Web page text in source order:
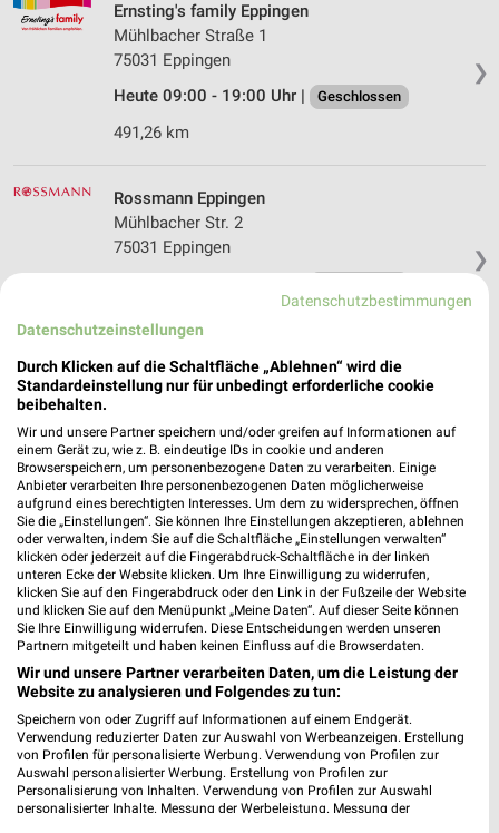
❯
Ernsting's family Eppingen
Mühlbacher Straße 1
75031 Eppingen
Heute 09:00 - 19:00 Uhr |
Geschlossen
491,26 km
❯
Rossmann Eppingen
Mühlbacher Str. 2
75031 Eppingen
491,29 km • Angebote: 3 Prospekte
Rossmann Heilbronn
74074 Heilbronn
Heute 09:00 - 20:00 Uhr | Geschlossen
477,61 km • Angebote: 3 Prospekte
Ernsting's family Kornwestheim
Bahnhofstraße 23
70806 Kornwestheim
503,48 km
Ernsting's family Heilbronn
Am Wollhaus 1
74072 Heilbronn
Datenschutzbestimmungen
Datenschutzeinstellungen
Durch Klicken auf die Schaltfläche „Ablehnen“ wird die
Standardeinstellung nur für unbedingt erforderliche cookie
beibehalten.
Wir und unsere Partner speichern und/oder greifen auf Informationen auf
einem Gerät zu, wie z. B. eindeutige IDs in cookie und anderen
Browserspeichern, um personenbezogene Daten zu verarbeiten. Einige
Anbieter verarbeiten Ihre personenbezogenen Daten möglicherweise
aufgrund eines berechtigten Interesses. Um dem zu widersprechen, öffnen
Sie die „Einstellungen“. Sie können Ihre Einstellungen akzeptieren, ablehnen
oder verwalten, indem Sie auf die Schaltfläche „Einstellungen verwalten“
klicken oder jederzeit auf die Fingerabdruck-Schaltfläche in der linken
unteren Ecke der Website klicken. Um Ihre Einwilligung zu widerrufen,
klicken Sie auf den Fingerabdruck oder den Link in der Fußzeile der Website
und klicken Sie auf den Menüpunkt „Meine Daten“. Auf dieser Seite können
Sie Ihre Einwilligung widerrufen. Diese Entscheidungen werden unseren
Partnern mitgeteilt und haben keinen Einfluss auf die Browserdaten.
Wir und unsere Partner verarbeiten Daten, um die Leistung der
Website zu analysieren und Folgendes zu tun:
Speichern von oder Zugriff auf Informationen auf einem Endgerät.
Verwendung reduzierter Daten zur Auswahl von Werbeanzeigen. Erstellung
von Profilen für personalisierte Werbung. Verwendung von Profilen zur
Auswahl personalisierter Werbung. Erstellung von Profilen zur
Personalisierung von Inhalten. Verwendung von Profilen zur Auswahl
personalisierter Inhalte. Messung der Werbeleistung. Messung der